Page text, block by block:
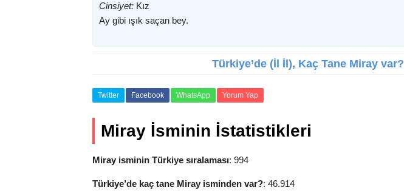
Cinsiyet: Kız
Ay gibi ışık saçan bey.
Türkiye’de (İl İl), Kaç Tane Miray var?
Twitter Facebook WhatsApp Yorum Yap
Miray İsminin İstatistikleri
Miray isminin Türkiye sıralaması: 994
Türkiye’de kaç tane Miray isminden var?: 46.914